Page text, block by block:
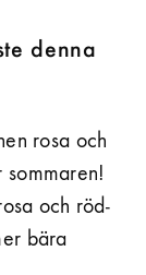
denna
rosa och
och röd­
bära